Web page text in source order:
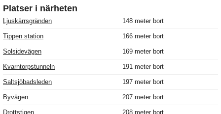
Platser i närheten
Ljuskärrsgränden 148 meter bort
Tippen station 166 meter bort
Solsidevägen 169 meter bort
Kvarntorpstunneln 191 meter bort
Saltsjöbadsleden 197 meter bort
Byvägen 207 meter bort
Drottstigen 208 meter bort